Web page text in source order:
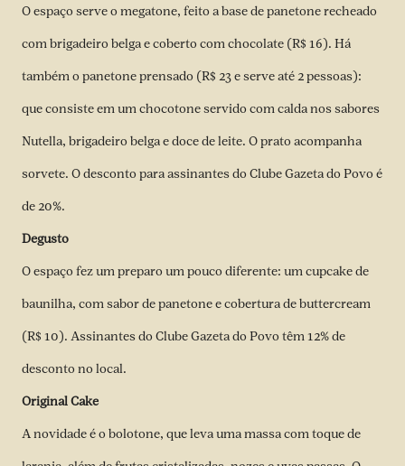
O espaço serve o megatone, feito a base de panetone recheado
com brigadeiro belga e coberto com chocolate (R$ 16). Há
também o panetone prensado (R$ 23 e serve até 2 pessoas):
que consiste em um chocotone servido com calda nos sabores
Nutella, brigadeiro belga e doce de leite. O prato acompanha
sorvete. O desconto para assinantes do Clube Gazeta do Povo é
de 20%.
Degusto
O espaço fez um preparo um pouco diferente: um cupcake de
baunilha, com sabor de panetone e cobertura de buttercream
(R$ 10). Assinantes do Clube Gazeta do Povo têm 12% de
desconto no local.
Original Cake
A novidade é o bolotone, que leva uma massa com toque de